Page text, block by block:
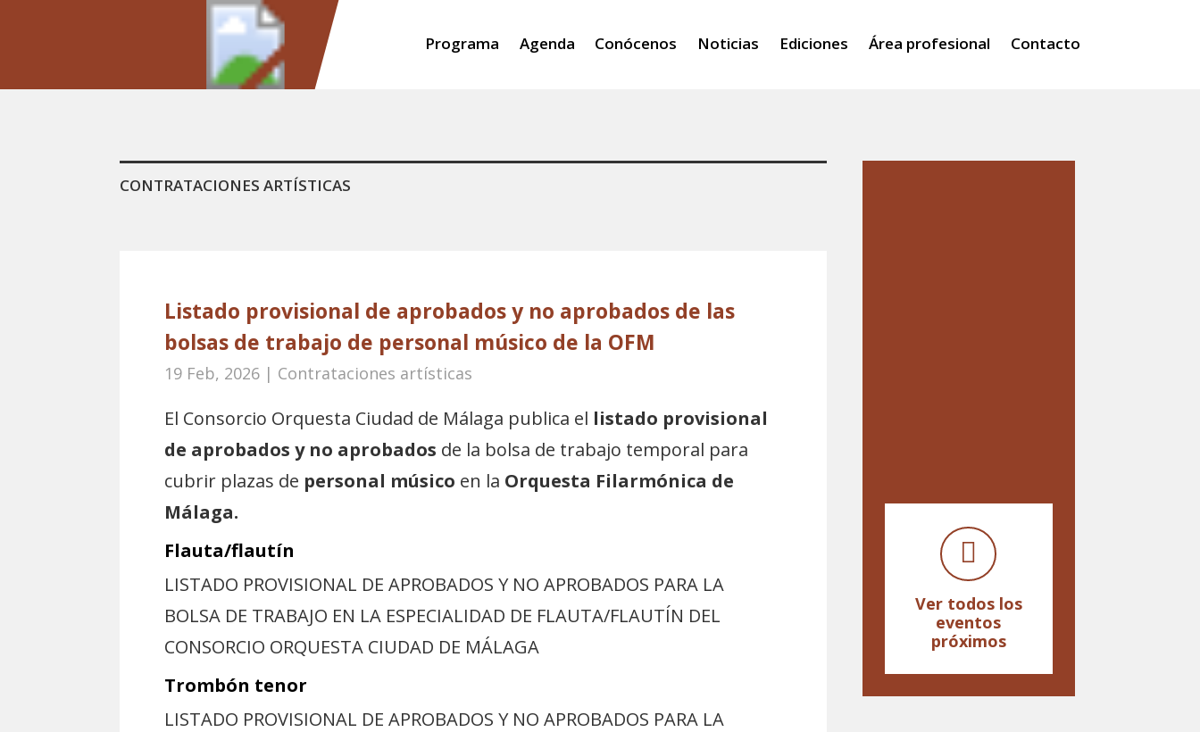
Programa Agenda Conócenos Noticias Ediciones Área profesional Contacto
CONTRATACIONES ARTÍSTICAS
Listado provisional de aprobados y no aprobados de las
bolsas de trabajo de personal músico de la OFM
19 Feb, 2026 | Contrataciones artísticas
El Consorcio Orquesta Ciudad de Málaga publica el listado provisional
de aprobados y no aprobados de la bolsa de trabajo temporal para
cubrir plazas de personal músico en la Orquesta Filarmónica de
Málaga.
Flauta/flautín
LISTADO PROVISIONAL DE APROBADOS Y NO APROBADOS PARA LA
BOLSA DE TRABAJO EN LA ESPECIALIDAD DE FLAUTA/FLAUTÍN DEL
CONSORCIO ORQUESTA CIUDAD DE MÁLAGA
Trombón tenor
LISTADO PROVISIONAL DE APROBADOS Y NO APROBADOS PARA LA
Ver todos los
eventos
próximos